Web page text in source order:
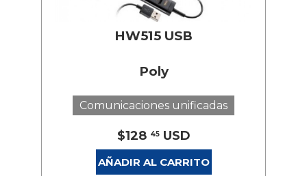
HW515 USB
Poly
Comunicaciones unificadas
$128 45USD
AÑADIR AL CARRITO